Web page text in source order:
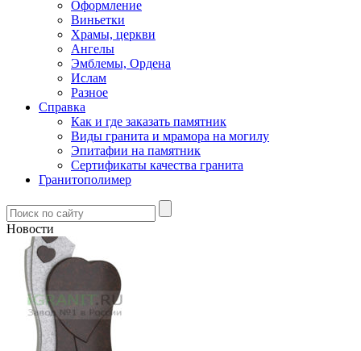
Оформление
Виньетки
Храмы, церкви
Ангелы
Эмблемы, Ордена
Ислам
Разное
Справка
Как и где заказать памятник
Виды гранита и мрамора на могилу
Эпитафии на памятник
Сертификаты качества гранита
Гранитополимер
Новости